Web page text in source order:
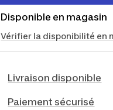
Disponible en magasin
Vérifier la disponibilité en
Livraison disponible
Paiement sécurisé